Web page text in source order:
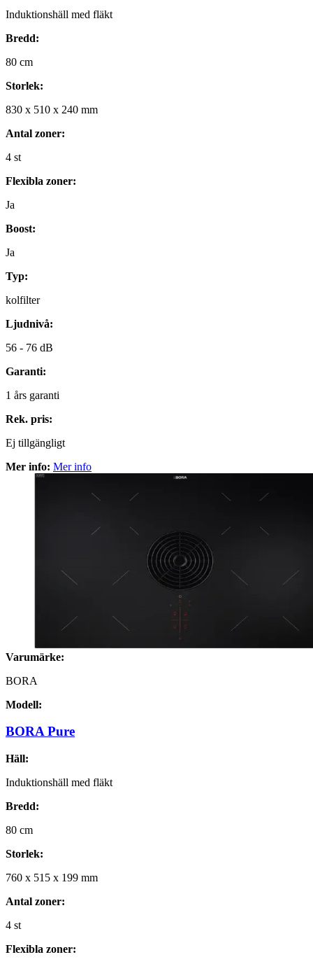
Induktionshäll med fläkt
Bredd:
80 cm
Storlek:
830 x 510 x 240 mm
Antal zoner:
4 st
Flexibla zoner:
Ja
Boost:
Ja
Typ:
kolfilter
Ljudnivå:
56 - 76 dB
Garanti:
1 års garanti
Rek. pris:
Ej tillgängligt
Mer info: Mer info
Varumärke:
BORA
Modell:
BORA Pure
Häll:
Induktionshäll med fläkt
Bredd:
80 cm
Storlek:
760 x 515 x 199 mm
Antal zoner:
4 st
Flexibla zoner: